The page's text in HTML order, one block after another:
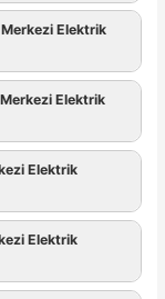
Elektrik
Elektrik
Elektrik
Elektrik